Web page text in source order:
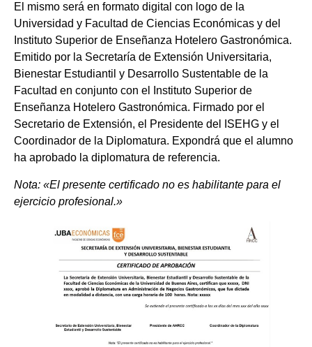
El mismo será en formato digital con logo de la
Universidad y Facultad de Ciencias Económicas y del
Instituto Superior de Enseñanza Hotelero Gastronómica.
Emitido por la Secretaría de Extensión Universitaria,
Bienestar Estudiantil y Desarrollo Sustentable de la
Facultad en conjunto con el Instituto Superior de
Enseñanza Hotelero Gastronómica. Firmado por el
Secretario de Extensión, el Presidente del ISEHG y el
Coordinador de la Diplomatura. Expondrá que el alumno
ha aprobado la diplomatura de referencia.
Nota: «El presente certificado no es habilitante para el
ejercicio profesional.»